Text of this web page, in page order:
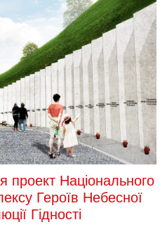
проект Національного
Героїв Небесної
Гідності